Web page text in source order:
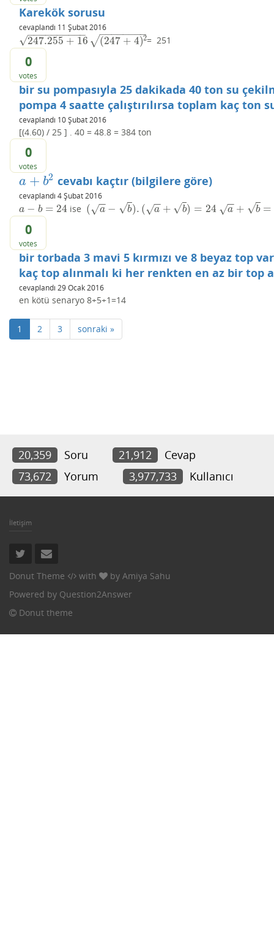
Karekök sorusu
cevaplandı 11 Şubat 2016
247.255 + 16
− −
−−−−−−−−
√
247.255+16 (247 + 4)2
− −
−−−−−−
√
(247+4)2 = 251
0
votes
bir su pompasıyla 25 dakikada 40 ton su
pompa 4 saatte çalıştırılırsa toplam kaç ton
cevaplandı 10 Şubat 2016
[(4.60) / 25 ] . 40 = 48.8 = 384 ton
0
votes
a + b2
a+b2 cevabı kaçtır (bilgilere göre)
cevaplandı 4 Şubat 2016
a − b = 24
a−b =24 ise ( a
−
−
√ − b
√ ). ( a
−
−
√ + b
√ ) = 24
(a−b) .(a +b)=24 a
−
−
√ + b
√ =
a+b =6
0
votes
bir torbada 3 mavi 5 kırmızı ve 8 beyaz top
kaç top alınmalı ki her renkten en az bir top
cevaplandı 29 Ocak 2016
en kötü senaryo 8+5+1=14
1 2 3 sonraki »
20,359 Soru 21,912
Cevap
73,672
Yorum 3,977,733 Kullanıcı
İletişim
Donut Theme with by Amiya Sahu
Powered by Question2Answer
Donut theme